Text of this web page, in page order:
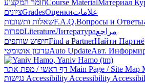
חומר המקצועCourse MaterialМатериал
ציוניםGradesОценкиعلامات
שאלות ותשובותF.A.Q.Вопросы и Ответы
ספרותLiteratureЛитератураمراجع
חיפוש שותפיםFind a PartnerНайти
עדכון אוטומטיAuto UpdateАвт.
Main Page / Site Map
Accessibility Accessibility